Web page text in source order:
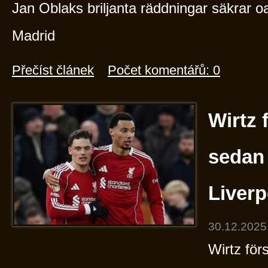
Jan Oblaks briljanta räddningar säkrar
Madrid
Přečíst článek Počet komentářů: 0
Wirtz
Wirtz